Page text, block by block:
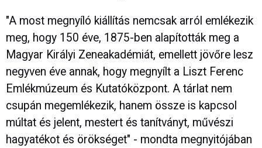
"A most megnyíló kiállítás nemcsak arról emlékezik
meg, hogy 150 éve, 1875-ben alapították meg a
Magyar Királyi Zeneakadémiát, emellett jövőre lesz
negyven éve annak, hogy megnyílt a Liszt Ferenc
Emlékmúzeum és Kutatóközpont. A tárlat nem
csupán megemlékezik, hanem össze is kapcsol
múltat és jelent, mestert és tanítványt, művészi
hagyatékot és örökséget" - mondta megnyitójában